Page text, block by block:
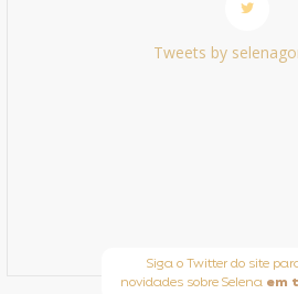
Tweets by
Siga o Twitter do site
novidades sobre Selena em